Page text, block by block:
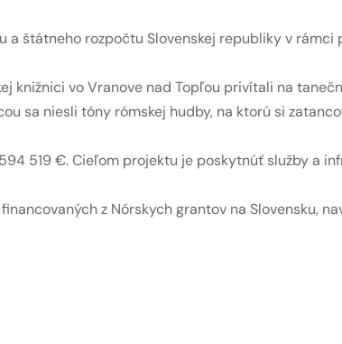
a štátneho rozpočtu Slovenskej republiky v
knižnici vo Vranove nad Topľou privítali na
sa niesli tóny rómskej hudby, na ktorú si
519 €. Cieľom projektu je poskytnúť služby a
z Nórskych grantov na Slovensku,